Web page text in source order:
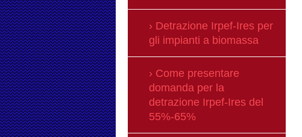
Detrazione Irpef-Ires per
gli impianti a biomassa
Come presentare
domanda per la
detrazione Irpef-Ires del
55%-65%